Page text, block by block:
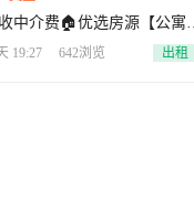
中介费🏠优选房源【公寓/
墅/店铺/大平层】租售🇨🇳
19:27 642浏览 出租